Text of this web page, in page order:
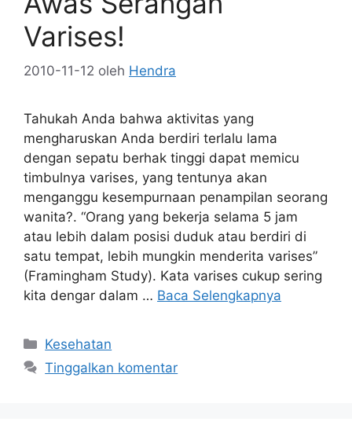
Varises!
2010-11-12 oleh Hendra
Tahukah Anda bahwa aktivitas yang
mengharuskan Anda berdiri terlalu lama
dengan sepatu berhak tinggi dapat memicu
timbulnya varises, yang tentunya akan
menganggu kesempurnaan penampilan seorang
wanita?. “Orang yang bekerja selama 5 jam
atau lebih dalam posisi duduk atau berdiri di
satu tempat, lebih mungkin menderita varises”
(Framingham Study). Kata varises cukup sering
kita dengar dalam … Baca Selengkapnya
Kategori
Kesehatan
Tinggalkan komentar